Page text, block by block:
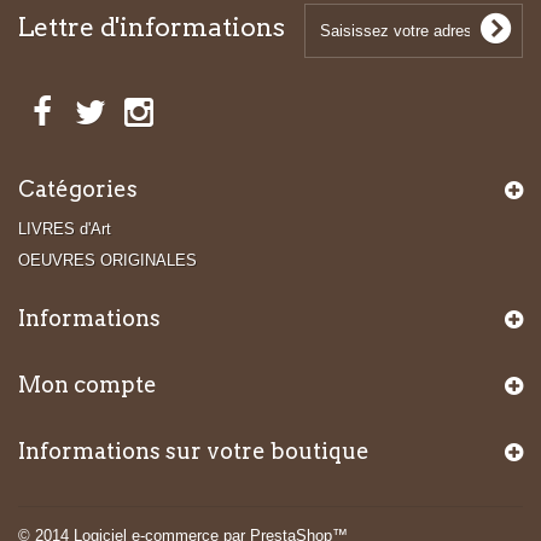
Lettre d'informations
Catégories
LIVRES d'Art
OEUVRES ORIGINALES
Informations
© 2014 Logiciel e-commerce par PrestaShop™
Mon compte
Informations sur votre boutique